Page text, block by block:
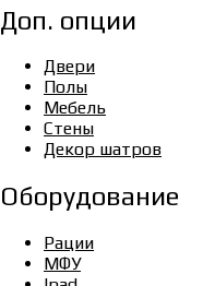
Доп. опции
Двери
Полы
Мебель
Стены
Декор шатров
Оборудование
Рации
МФУ